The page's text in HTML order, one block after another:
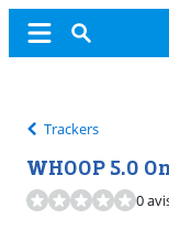
Trackers
WHOOP 5.0
0